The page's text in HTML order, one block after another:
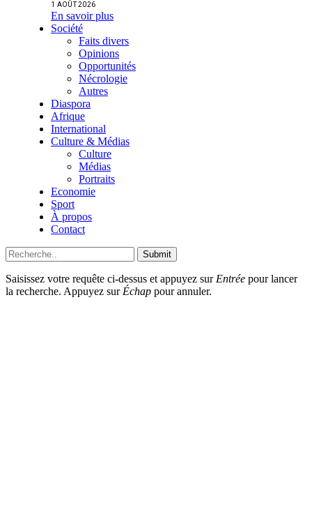
1 AOÛT 2026
En savoir plus
Société
Faits divers
Opinions
Opportunités
Nécrologie
Autres
Diaspora
Afrique
International
Culture & Médias
Culture
Médias
Portraits
Economie
Sport
À propos
Contact
Submit
Saisissez votre requête ci-dessus et appuyez surEntrée pour lancer
la recherche. Appuyez surÉchap pour annuler.